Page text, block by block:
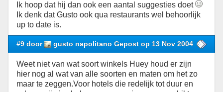
Ik hoop dat hij dan ook een aantal suggesties doet
Ik denk dat Gusto ook qua restaurants wel behoorlijk
up to date is.
#9 door gusto napolitano Gepost op 13 Nov 2004
Weet niet van wat soort winkels Huey houd er zijn
hier nog al wat van alle soorten en maten om het zo
maar te zeggen.Voor hotels die redelijk tot duur en